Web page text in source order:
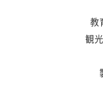
教
観